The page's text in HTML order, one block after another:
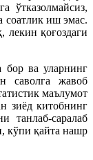
ўтказолмайсиз,
соатлик иш эмас.
қоғоздаги
бор ва уларнинг
саволга жавоб
маълумот
зиёд китобнинг
танлаб-саралаб
кўпи қайта нашр